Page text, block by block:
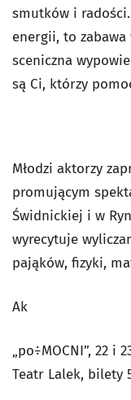
smutków i
energii, to
sceniczna
są Ci, którzy
Młodzi aktorzy
promującym
Świdnickiej i w
wyrecytuje
pająków, fizyki,
Ak
„po÷MOCNI”, 22 i
Teatr Lalek, bilety